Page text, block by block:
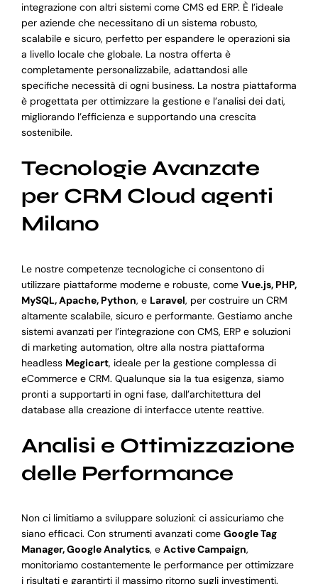
integrazione con altri sistemi come CMS ed ERP. È l’ideale
per aziende che necessitano di un sistema robusto,
scalabile e sicuro, perfetto per espandere le operazioni sia
a livello locale che globale. La nostra offerta è
completamente personalizzabile, adattandosi alle
specifiche necessità di ogni business. La nostra piattaforma
è progettata per ottimizzare la gestione e l’analisi dei dati,
migliorando l’efficienza e supportando una crescita
sostenibile.
Tecnologie Avanzate
per CRM Cloud agenti
Milano
Le nostre competenze tecnologiche ci consentono di
utilizzare piattaforme moderne e robuste, come Vue.js, PHP,
MySQL, Apache, Python, e Laravel, per costruire un CRM
altamente scalabile, sicuro e performante. Gestiamo anche
sistemi avanzati per l’integrazione con CMS, ERP e soluzioni
di marketing automation, oltre alla nostra piattaforma
headless Megicart, ideale per la gestione complessa di
eCommerce e CRM. Qualunque sia la tua esigenza, siamo
pronti a supportarti in ogni fase, dall’architettura del
database alla creazione di interfacce utente reattive.
Analisi e Ottimizzazione
delle Performance
Non ci limitiamo a sviluppare soluzioni: ci assicuriamo che
siano efficaci. Con strumenti avanzati come Google Tag
Manager, Google Analytics, e Active Campaign,
monitoriamo costantemente le performance per ottimizzare
i risultati e garantirti il massimo ritorno sugli investimenti.